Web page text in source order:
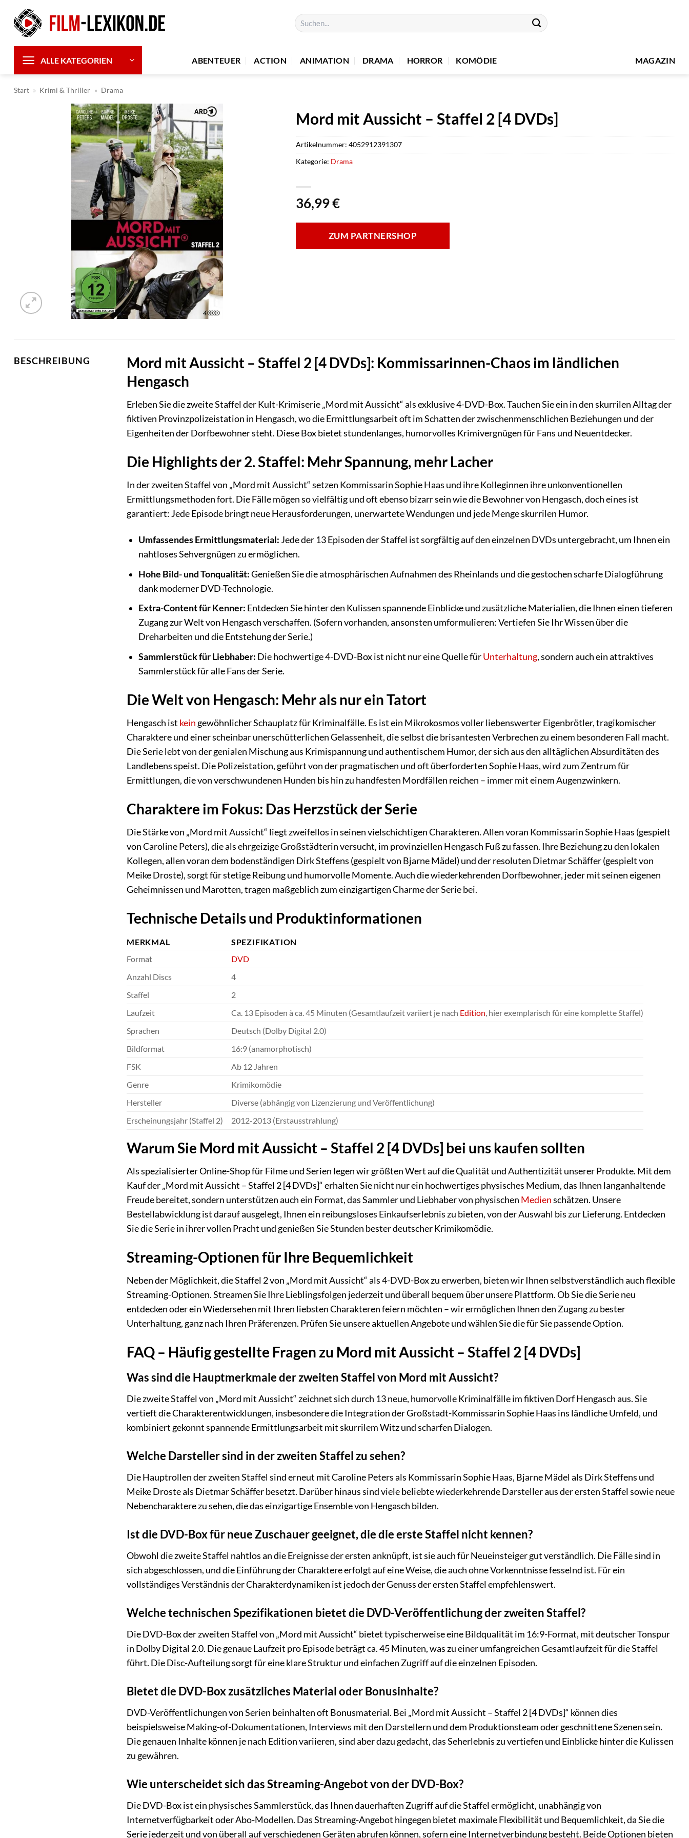
Inhalt
springen
Suchen
nach:
ALLE KATEGORIEN ABENTEUER ACTION ANIMATION DRAMA HORROR KOMÖDIE MAGAZIN
Start » Krimi & Thriller » Drama
Mord mit Aussicht – Staffel 2 [4 DVDs]
36,99€
ZUM PARTNERSHOP
Artikelnummer: 4052912391307
Kategorie: Drama
BESCHREIBUNG
Mord mit Aussicht – Staffel 2 [4 DVDs]: Kommissarinnen-Chaos im ländlichen
Hengasch
Erleben Sie die zweite Staffel der Kult-Krimiserie „Mord mit Aussicht“ als exklusive 4-DVD-Box. Tauchen Sie ein in den skurrilen Alltag der
fiktiven Provinzpolizeistation in Hengasch, wo die Ermittlungsarbeit oft im Schatten der zwischenmenschlichen Beziehungen und der
Eigenheiten der Dorfbewohner steht. Diese Box bietet stundenlanges, humorvolles Krimivergnügen für Fans und Neuentdecker.
Die Highlights der 2. Staffel: Mehr Spannung, mehr Lacher
In der zweiten Staffel von „Mord mit Aussicht“ setzen Kommissarin Sophie Haas und ihre Kolleginnen ihre unkonventionellen
Ermittlungsmethoden fort. Die Fälle mögen so vielfältig und oft ebenso bizarr sein wie die Bewohner von Hengasch, doch eines ist
garantiert: Jede Episode bringt neue Herausforderungen, unerwartete Wendungen und jede Menge skurrilen Humor.
Umfassendes Ermittlungsmaterial:Jede der 13 Episoden der Staffel ist sorgfältig auf den einzelnen DVDs untergebracht, um Ihnen ein
nahtloses Sehvergnügen zu ermöglichen.
Hohe Bild- und Tonqualität:Genießen Sie die atmosphärischen Aufnahmen des Rheinlands und die gestochen scharfe Dialogführung
dank moderner DVD-Technologie.
Extra-Content für Kenner: Entdecken Sie hinter den Kulissen spannende Einblicke und zusätzliche Materialien, die Ihnen einen tieferen
Zugang zur Welt von Hengasch verschaffen. (Sofern vorhanden, ansonsten umformulieren: Vertiefen Sie Ihr Wissen über die
Dreharbeiten und die Entstehung der Serie.)
Sammlerstück für Liebhaber: Die hochwertige 4-DVD-Box ist nicht nur eine Quelle fürUnterhaltung, sondern auch ein attraktives
Sammlerstück für alle Fans der Serie.
Die Welt von Hengasch: Mehr als nur ein Tatort
Hengasch ist kein gewöhnlicher Schauplatz für Kriminalfälle. Es ist ein Mikrokosmos voller liebenswerter Eigenbrötler, tragikomischer
Charaktere und einer scheinbar unerschütterlichen Gelassenheit, die selbst die brisantesten Verbrechen zu einem besonderen Fall macht.
Die Serie lebt von der genialen Mischung aus Krimispannung und authentischem Humor, der sich aus den alltäglichen Absurditäten des
Landlebens speist. Die Polizeistation, geführt von der pragmatischen und oft überforderten Sophie Haas, wird zum Zentrum für
Ermittlungen, die von verschwundenen Hunden bis hin zu handfesten Mordfällen reichen – immer mit einem Augenzwinkern.
Charaktere im Fokus: Das Herzstück der Serie
Die Stärke von „Mord mit Aussicht“ liegt zweifellos in seinen vielschichtigen Charakteren. Allen voran Kommissarin Sophie Haas (gespielt
von Caroline Peters), die als ehrgeizige Großstädterin versucht, im provinziellen Hengasch Fuß zu fassen. Ihre Beziehung zu den lokalen
Kollegen, allen voran dem bodenständigen Dirk Steffens (gespielt von Bjarne Mädel) und der resoluten Dietmar Schäffer (gespielt von
Meike Droste), sorgt für stetige Reibung und humorvolle Momente. Auch die wiederkehrenden Dorfbewohner, jeder mit seinen eigenen
Geheimnissen und Marotten, tragen maßgeblich zum einzigartigen Charme der Serie bei.
Technische Details und Produktinformationen
MERKMAL
SPEZIFIKATION
Format
DVD
Anzahl Discs
4
Staffel
2
Laufzeit
Ca. 13 Episoden à ca. 45 Minuten (Gesamtlaufzeit variiert je nach Edition , hier exemplarisch für eine komplette Staffel)
Sprachen
Deutsch (Dolby Digital 2.0)
Bildformat
16:9 (anamorphotisch)
FSK
Ab 12 Jahren
Genre
Krimikomödie
Hersteller
Diverse (abhängig von Lizenzierung und Veröffentlichung)
Erscheinungsjahr (Staffel 2)
2012-2013 (Erstausstrahlung)
Warum Sie Mord mit Aussicht – Staffel 2 [4 DVDs] bei uns kaufen sollten
Als spezialisierter Online-Shop für Filme und Serien legen wir größten Wert auf die Qualität und Authentizität unserer Produkte. Mit dem
Kauf der „Mord mit Aussicht – Staffel 2 [4 DVDs]“ erhalten Sie nicht nur ein hochwertiges physisches Medium, das Ihnen langanhaltende
Freude bereitet, sondern unterstützen auch ein Format, das Sammler und Liebhaber von physischen Medienschätzen. Unsere
Bestellabwicklung ist darauf ausgelegt, Ihnen ein reibungsloses Einkaufserlebnis zu bieten, von der Auswahl bis zur Lieferung. Entdecken
Sie die Serie in ihrer vollen Pracht und genießen Sie Stunden bester deutscher Krimikomödie.
Streaming-Optionen für Ihre Bequemlichkeit
Neben der Möglichkeit, die Staffel 2 von „Mord mit Aussicht“ als 4-DVD-Box zu erwerben, bieten wir Ihnen selbstverständlich auch flexible
Streaming-Optionen. Streamen Sie Ihre Lieblingsfolgen jederzeit und überall bequem über unsere Plattform. Ob Sie die Serie neu
entdecken oder ein Wiedersehen mit Ihren liebsten Charakteren feiern möchten – wir ermöglichen Ihnen den Zugang zu bester
Unterhaltung, ganz nach Ihren Präferenzen. Prüfen Sie unsere aktuellen Angebote und wählen Sie die für Sie passende Option.
FAQ – Häufig gestellte Fragen zu Mord mit Aussicht – Staffel 2 [4 DVDs]
Was sind die Hauptmerkmale der zweiten Staffel von Mord mit Aussicht?
Die zweite Staffel von „Mord mit Aussicht“ zeichnet sich durch 13 neue, humorvolle Kriminalfälle im fiktiven Dorf Hengasch aus. Sie
vertieft die Charakterentwicklungen, insbesondere die Integration der Großstadt-Kommissarin Sophie Haas ins ländliche Umfeld, und
kombiniert gekonnt spannende Ermittlungsarbeit mit skurrilem Witz und scharfen Dialogen.
Welche Darsteller sind in der zweiten Staffel zu sehen?
Die Hauptrollen der zweiten Staffel sind erneut mit Caroline Peters als Kommissarin Sophie Haas, Bjarne Mädel als Dirk Steffens und
Meike Droste als Dietmar Schäffer besetzt. Darüber hinaus sind viele beliebte wiederkehrende Darsteller aus der ersten Staffel sowie neue
Nebencharaktere zu sehen, die das einzigartige Ensemble von Hengasch bilden.
Ist die DVD-Box für neue Zuschauer geeignet, die die erste Staffel nicht kennen?
Obwohl die zweite Staffel nahtlos an die Ereignisse der ersten anknüpft, ist sie auch für Neueinsteiger gut verständlich. Die Fälle sind in
sich abgeschlossen, und die Einführung der Charaktere erfolgt auf eine Weise, die auch ohne Vorkenntnisse fesselnd ist. Für ein
vollständiges Verständnis der Charakterdynamiken ist jedoch der Genuss der ersten Staffel empfehlenswert.
Welche technischen Spezifikationen bietet die DVD-Veröffentlichung der zweiten Staffel?
Die DVD-Box der zweiten Staffel von „Mord mit Aussicht“ bietet typischerweise eine Bildqualität im 16:9-Format, mit deutscher Tonspur
in Dolby Digital 2.0. Die genaue Laufzeit pro Episode beträgt ca. 45 Minuten, was zu einer umfangreichen Gesamtlaufzeit für die Staffel
führt. Die Disc-Aufteilung sorgt für eine klare Struktur und einfachen Zugriff auf die einzelnen Episoden.
Bietet die DVD-Box zusätzliches Material oder Bonusinhalte?
DVD-Veröffentlichungen von Serien beinhalten oft Bonusmaterial. Bei „Mord mit Aussicht – Staffel 2 [4 DVDs]“ können dies
beispielsweise Making-of-Dokumentationen, Interviews mit den Darstellern und dem Produktionsteam oder geschnittene Szenen sein.
Die genauen Inhalte können je nach Edition variieren, sind aber dazu gedacht, das Seherlebnis zu vertiefen und Einblicke hinter die Kulissen
zu gewähren.
Wie unterscheidet sich das Streaming-Angebot von der DVD-Box?
Die DVD-Box ist ein physisches Sammlerstück, das Ihnen dauerhaften Zugriff auf die Staffel ermöglicht, unabhängig von
Internetverfügbarkeit oder Abo-Modellen. Das Streaming-Angebot hingegen bietet maximale Flexibilität und Bequemlichkeit, da Sie die
Serie jederzeit und von überall auf verschiedenen Geräten abrufen können, sofern eine Internetverbindung besteht. Beide Optionen bieten